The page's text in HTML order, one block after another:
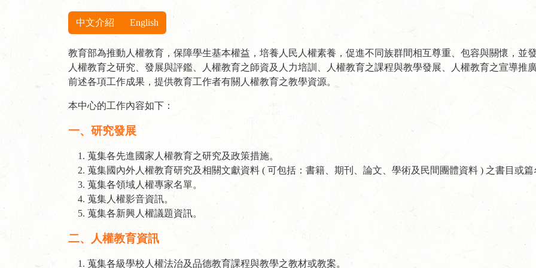
教育部為推動人權教育，保障學生基本權益，培養人民人權素養，促進不同族群間相互尊重、包容與關懷，並
人權教育之研究、發展與評鑑、人權教育之師資及人力培訓、人權教育之課程與教學發展、人權教育之宣導推
前述各項工作成果，提供教育工作者有關人權教育之教學資源。
本中心的工作內容如下：
一、研究發展
蒐集各先進國家人權教育之研究及政策措施。
蒐集國內外人權教育研究及相關文獻資料 ( 可包括：書籍、期刊、論文、學術及民間團體資料 ) 之書目或
蒐集各領域人權專家名單。
蒐集人權影音資訊。
蒐集各新興人權議題資訊。
二、人權教育資訊
蒐集各級學校人權法治及品德教育課程與教學之教材或教案。